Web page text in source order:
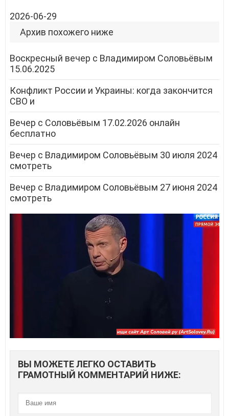
2026-06-29
Архив похожего ниже
Воскресный вечер с Владимиром Соловьёвым
15.06.2025
Конфликт России и Украины: когда закончится
СВО и
Вечер с Соловьёвым 17.02.2026 онлайн
бесплатно
Вечер с Владимиром Соловьёвым 30 июля 2024
смотреть
Вечер с Владимиром Соловьёвым 27 июня 2024
смотреть
ВЫ МОЖЕТЕ ЛЕГКО ОСТАВИТЬ
ГРАМОТНЫЙ КОММЕНТАРИЙ НИЖЕ: